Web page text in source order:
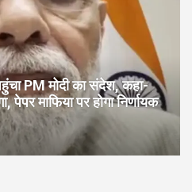
PM मोदी का संदेश, कहा-
माफिया पर होगा निर्णायक